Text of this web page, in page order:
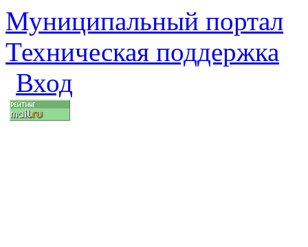
Муниципальный портал
Техническая поддержка
Вход